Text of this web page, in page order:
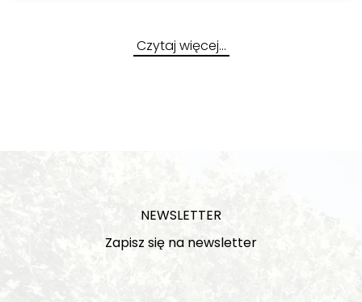
Czytaj więcej…
NEWSLETTER
Zapisz się na newsletter